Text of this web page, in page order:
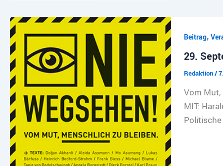
Beitrag,
29.
Redaktion/
Vom
MIT: